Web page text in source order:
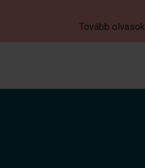
Tovább olvasok